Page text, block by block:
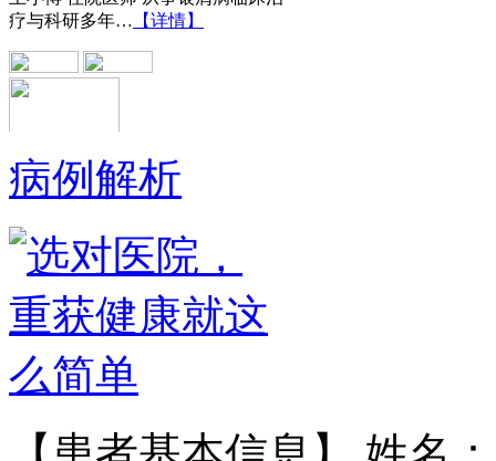
黄省让 门诊医师
黄省让，男，医生。一九七六年毕业
于郑州第四军医…【详情】
病例解析